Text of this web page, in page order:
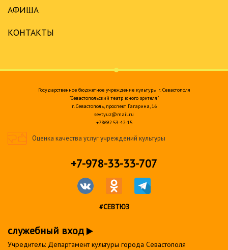
АФИША
КОНТАКТЫ
Государственное бюджетное учреждение культуры г. Севастополя
"Севастопольский театр юного зрителя"
г. Севастополь, проспект Гагарина, 16
sevtyuz@mail.ru
+78692 53-42-15
Оценка качества услуг учреждений культуры
+7-978-33-33-707
#СЕВТЮЗ
служебный вход
Учредитель: Департамент культуры города Севастополя